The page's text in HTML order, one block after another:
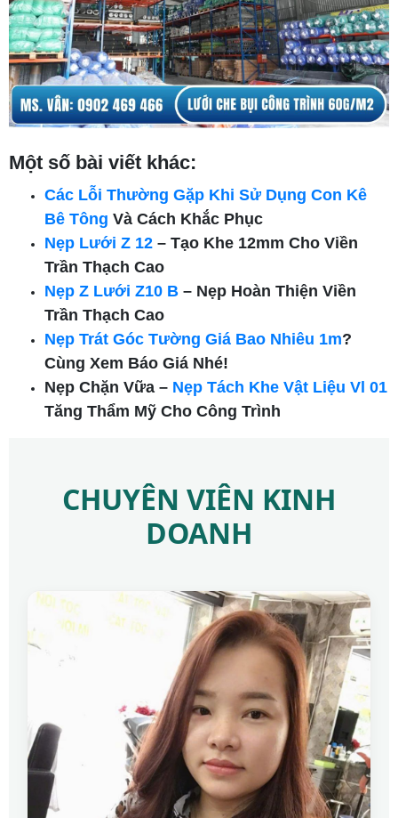
Một số bài viết khác:
Các Lỗi Thường Gặp Khi Sử Dụng Con Kê
Bê Tông Và Cách Khắc Phục
Nẹp Lưới Z 12 – Tạo Khe 12mm Cho Viền
Trần Thạch Cao
Nẹp Z Lưới Z10 B – Nẹp Hoàn Thiện Viền
Trần Thạch Cao
Nẹp Trát Góc Tường Giá Bao Nhiêu 1m?
Cùng Xem Báo Giá Nhé!
Nẹp Chặn Vữa – Nẹp Tách Khe Vật Liệu Vl 01
Tăng Thẩm Mỹ Cho Công Trình
CHUYÊN VIÊN KINH
DOANH